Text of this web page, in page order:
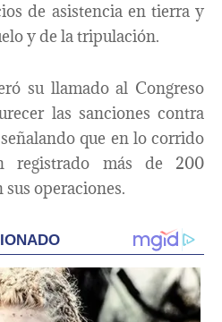
de asistencia en tierra y
y de la tripulación.
su llamado al Congreso
las sanciones contra
que en lo corrido
más de 200
operaciones.